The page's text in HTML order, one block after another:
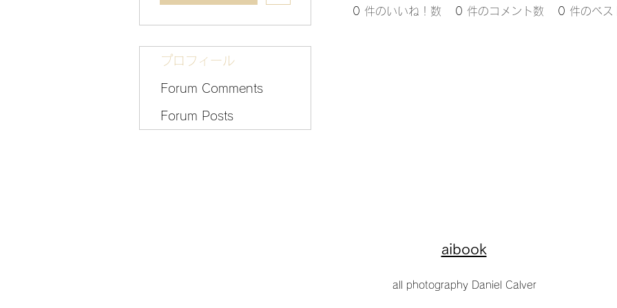
0 件のいいね！数 0 件のコメント数 0 件のベス
プロフィール
Forum Comments
Forum Posts
aibook
all photography Daniel Calver